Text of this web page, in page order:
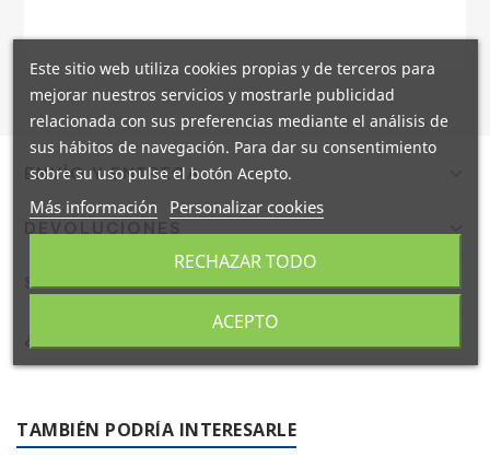
ENVÍO Y ENTREGA
Confirmamos el envío en 24/48h a España peninsular con
DHL. Portes gratis a pie de calle mediante agencia TSB.
Envíos internacionales en 9 días laborables.
Dispones de 14 días naturales para devolver tu pedido. El
producto debe estar en las mismas condiciones en que
fue recibido. El reembolso se realizará en un máximo de
14 días naturales.
SOSTENIBILIDAD
En Coplasem apostamos por materiales reciclables,
biodegradables y compostables. Adaptamos nuestra
fabricación para ofrecer envases y embalajes respetuosos
WhatsApp .
TAMBIÉN PODRÍA INTERESARLE
Este sitio web utiliza cookies propias y de terceros para
mejorar nuestros servicios y mostrarle publicidad
relacionada con sus preferencias mediante el análisis de
sus hábitos de navegación. Para dar su consentimiento
sobre su uso pulse el botón Acepto.
Más información Personalizar cookies
RECHAZAR TODO
ACEPTO